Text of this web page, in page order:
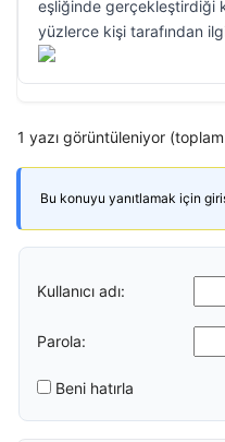
eşliğinde gerçekleştirdiği
yüzlerce kişi tarafından
1 yazı görüntüleniyor
Bu konuyu yanıtlamak için
Kullanıcı adı:
Parola:
Beni hatırla